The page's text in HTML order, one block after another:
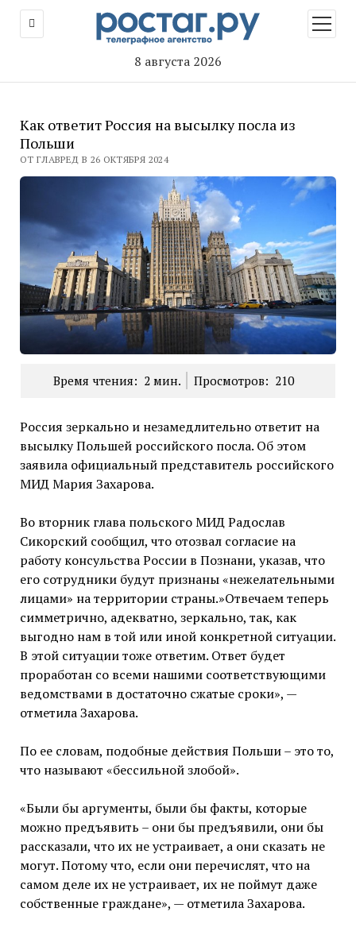
8 августа 2026
меню
Как ответит Россия на высылку посла из
Польши
ОТ ГЛАВРЕД В 26 ОКТЯБРЯ 2024
Время чтения: 2 мин. Просмотров: 210
Россия зеркально и незамедлительно ответит на
высылку Польшей российского посла. Об этом
заявила официальный представитель российского
МИД Мария Захарова.
Во вторник глава польского МИД Радослав
Сикорский сообщил, что отозвал согласие на
работу консульства России в Познани, указав, что
его сотрудники будут признаны «нежелательными
лицами» на территории страны.»Отвечаем теперь
симметрично, адекватно, зеркально, так, как
выгодно нам в той или иной конкретной ситуации.
В этой ситуации тоже ответим. Ответ будет
проработан со всеми нашими соответствующими
ведомствами в достаточно сжатые сроки», —
отметила Захарова.
По ее словам, подобные действия Польши – это то,
что называют «бессильной злобой».
«Были бы аргументы, были бы факты, которые
можно предъявить – они бы предъявили, они бы
рассказали, что их не устраивает, а они сказать не
могут. Потому что, если они перечислят, что на
самом деле их не устраивает, их не поймут даже
собственные граждане», — отметила Захарова.